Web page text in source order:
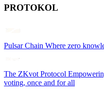
PROTOKOL
Pulsar Chain Where zero
The ZKvot Protocol
voting, once and for all